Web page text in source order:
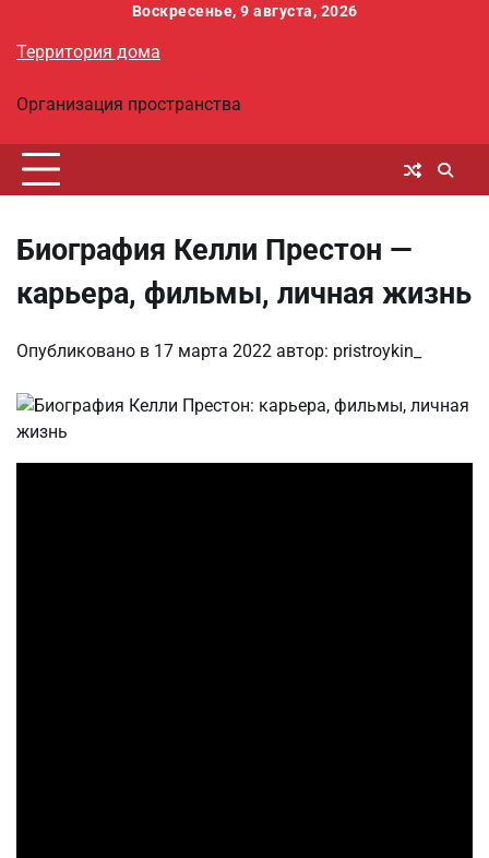
содержимому
Воскресенье, 9 августа, 2026
Территория дома
Организация пространства
Биография Келли Престон —
карьера, фильмы, личная жизнь
Опубликовано в 17 марта 2022 автор: pristroykin_